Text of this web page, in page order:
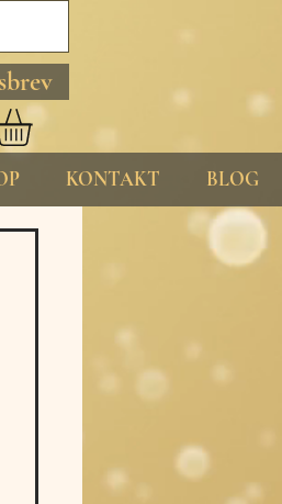
KONTAKT BLOG